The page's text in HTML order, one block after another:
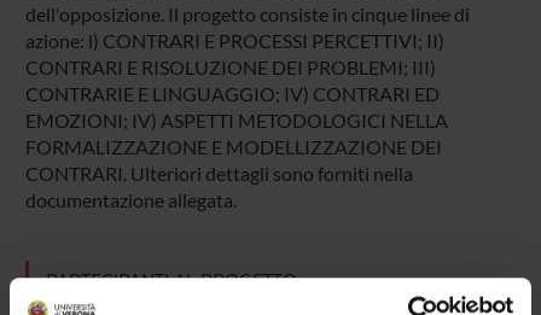
dell'opposizione. Il progetto consiste in cinque linee di
azione: l) CONTRARI E PROCESSI PERCETTIVI; II)
CONTRARI E RISOLUZIONE DEI PROBLEMI; III)
CONTRARIE E LINGUAGGIO; IV) CONTRARI ED
EMOZIONI; IV) ASPETTI METODOLOGICI NELLA
FORMALIZZAZIONE E MODELLIZZAZIONE DEI
CONTRARI. Ulteriori dettagli sono forniti nella
documentazione allegata.
PARTECIPANTI AL PROGETTO